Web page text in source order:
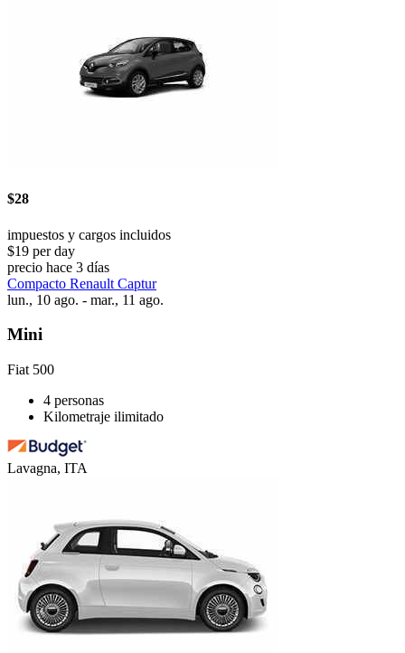
$28
impuestos y cargos incluidos
$19 per day
precio hace 3 días
Compacto Renault Captur
lun., 10 ago. - mar., 11 ago.
Mini
Fiat 500
4 personas
Kilometraje ilimitado
Lavagna, ITA